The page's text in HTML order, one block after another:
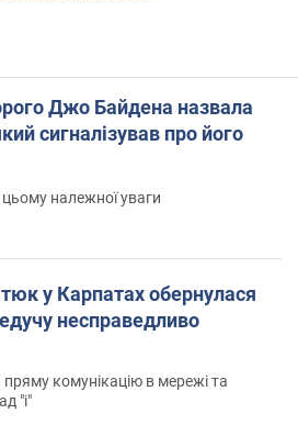
Джо Байдена назвала
сигналізував про його
належної уваги
у Карпатах обернулася
несправедливо
комунікацію в мережі та
"і"